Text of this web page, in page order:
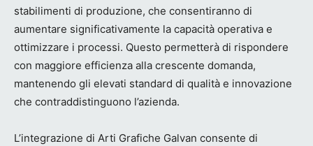
stabilimenti di produzione, che consentiranno di
aumentare significativamente la capacità operativa e
ottimizzare i processi. Questo permetterà di rispondere
con maggiore efficienza alla crescente domanda,
mantenendo gli elevati standard di qualità e innovazione
che contraddistinguono l’azienda.
L’integrazione di Arti Grafiche Galvan consente di